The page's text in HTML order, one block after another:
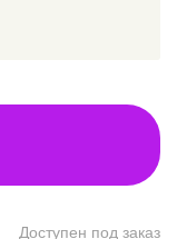
Доступен под заказ